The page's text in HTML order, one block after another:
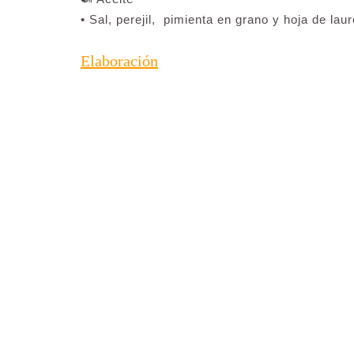
• Sal, perejil, pimienta en grano y hoja de
Elaboración